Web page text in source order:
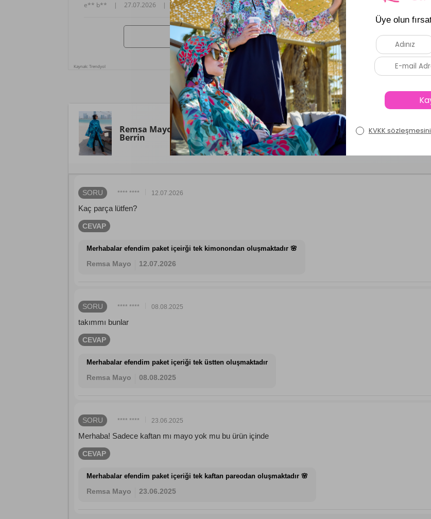
e** b** | 27.07.2026 | Beden: 2
Daha Fazla Yorum Göster
Kaynak: Trendyol
Ürün Soru ve Cevapları
Remsa Mayo Remsa Tesettür Mayo Üzerine Tek Kaftan Kimono Pareo RP014
Berrin
SORU **** **** 12.07.2026
Kaç parça lütfen?
CEVAP
Merhabalar efendim paket içeirği tek kimonondan oluşmaktadır 🌸
Remsa Mayo 12.07.2026
SORU **** **** 08.08.2025
takımmı bunlar
CEVAP
Merhabalar efendim paket içeriği tek üstten oluşmaktadır
Remsa Mayo 08.08.2025
SORU **** **** 23.06.2025
Merhaba! Sadece kaftan mı mayo yok mu bu ürün içinde
CEVAP
Merhabalar efendim paket içeriği tek kaftan pareodan oluşmaktadır 🌸
Remsa Mayo 23.06.2025